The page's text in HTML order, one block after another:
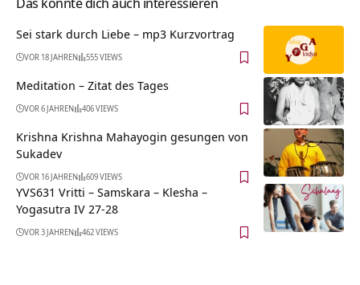
Sei stark durch Liebe – mp3 Kurzvortrag
VOR 18 JAHREN 555 VIEWS
Meditation – Zitat des Tages
VOR 6 JAHREN 406 VIEWS
Krishna Krishna Mahayogin gesungen von
Sukadev
VOR 16 JAHREN 609 VIEWS
YVS631 Vritti – Samskara – Klesha –
Yogasutra IV 27-28
VOR 3 JAHREN 462 VIEWS